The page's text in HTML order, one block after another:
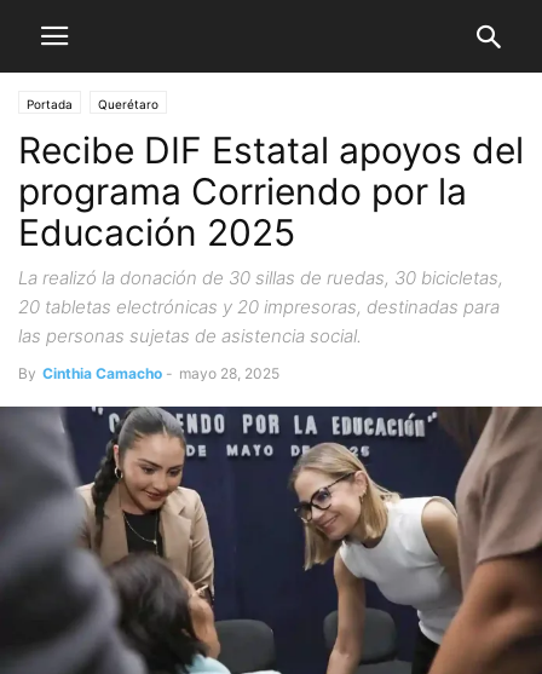
Portada Querétaro
Recibe DIF Estatal apoyos del
programa Corriendo por la
Educación 2025
La realizó la donación de 30 sillas de ruedas, 30 bicicletas,
20 tabletas electrónicas y 20 impresoras, destinadas para
las personas sujetas de asistencia social.
By Cinthia Camacho - mayo 28, 2025